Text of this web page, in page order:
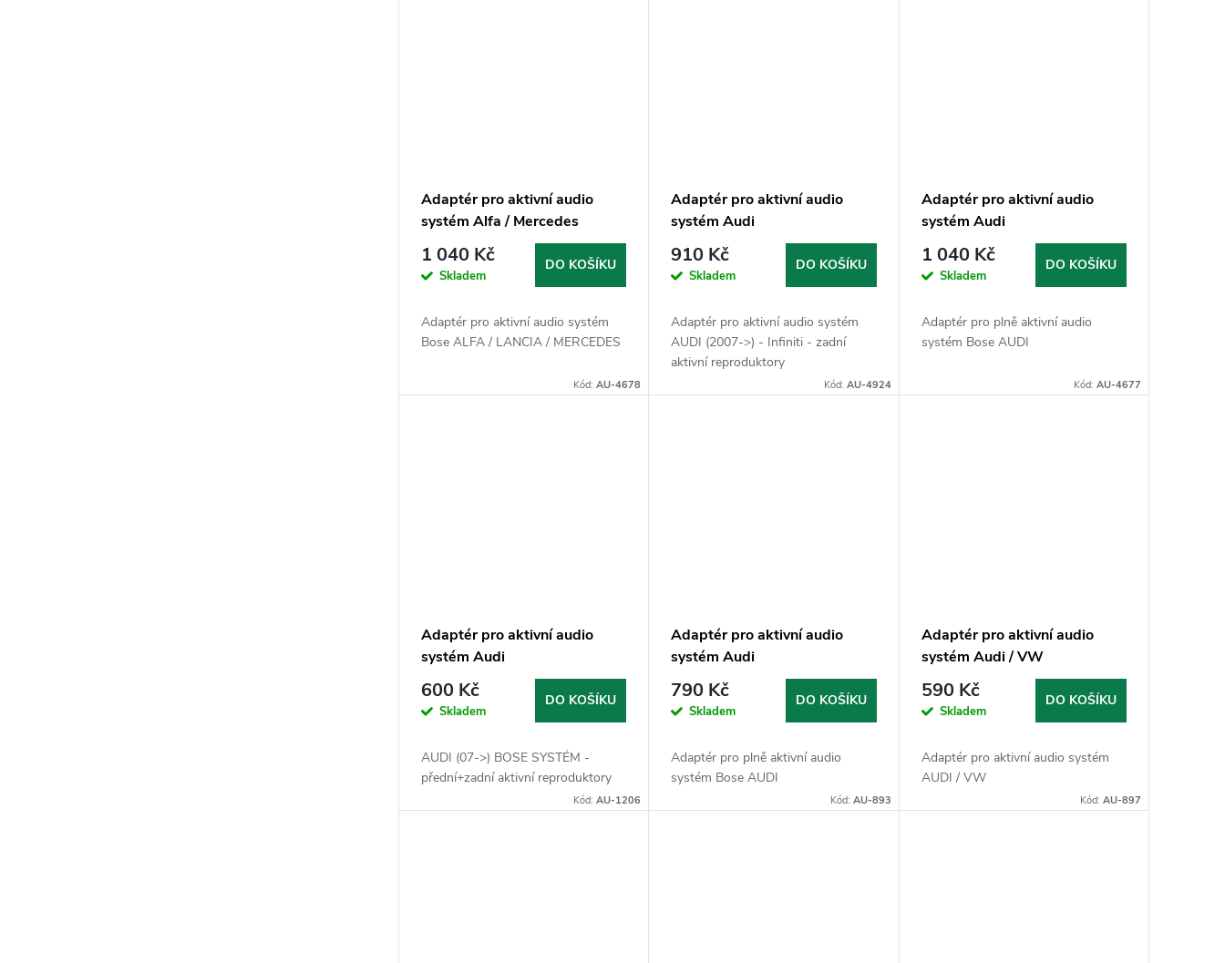
Adaptér pro aktivní audio
systém Alfa / Mercedes
1 040 Kč
Skladem
DO KOŠÍKU
Adaptér pro aktivní audio systém
Bose ALFA / LANCIA / MERCEDES
Kód:AU-4678
Adaptér pro aktivní audio
systém Audi
910 Kč
Skladem
DO KOŠÍKU
Adaptér pro aktivní audio systém
AUDI (2007->) - Infiniti - zadní
aktivní reproduktory
Kód: AU-4924
Adaptér pro aktivní audio
systém Audi
1 040 Kč
Skladem
DO KOŠÍKU
Adaptér pro plně aktivní audio
systém Bose AUDI
Kód: AU-4677
Adaptér pro aktivní audio
systém Audi
600 Kč
Skladem
DO KOŠÍKU
AUDI (07->) BOSE SYSTÉM -
přední+zadní aktivní reproduktory
Kód:AU-1206
Adaptér pro aktivní audio
systém Audi
790 Kč
Skladem
DO KOŠÍKU
Adaptér pro plně aktivní audio
systém Bose AUDI
Kód: AU-893
Adaptér pro aktivní audio
systém Audi / VW
590 Kč
Skladem
DO KOŠÍKU
Adaptér pro aktivní audio systém
AUDI / VW
Kód: AU-897